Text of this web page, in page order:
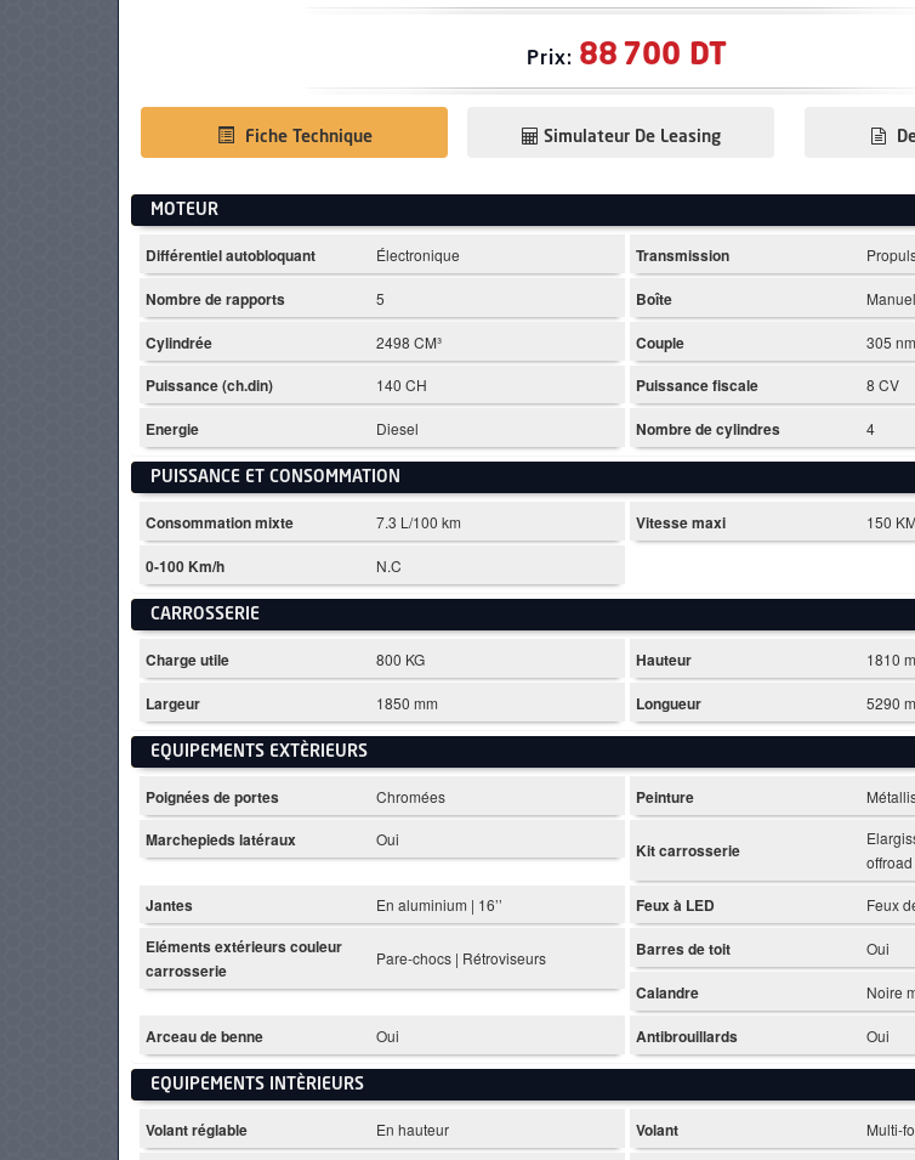
Prix: 88 700 DT
Fiche Technique Simulateur De Leasing
MOTEUR
Différentiel autobloquant Électronique Transmission
Nombre de rapports 5 Boîte
Cylindrée 2498 CM³ Couple 305
Puissance (ch.din) 140 CH Puissance fiscale 8 CV
Energie Diesel Nombre de cylindres 4
PUISSANCE ET CONSOMMATION
Consommation mixte 7.3 L/100 km Vitesse maxi 150
0-100 Km/h N.C
CARROSSERIE
Charge utile 800 KG Hauteur 1810
Largeur 1850 mm Longueur 5290
EQUIPEMENTS EXTÈRIEURS
Poignées de portes Chromées Peinture
Marchepieds latéraux Oui Kit carrosserie
offroad
Jantes En aluminium | 16’’ Feux à LED Feux
Eléments extérieurs couleur
carrosserie
Pare-chocs | Rétroviseurs Barres de toit Oui
Calandre Noire
Arceau de benne Oui Antibrouillards Oui
EQUIPEMENTS INTÈRIEURS
Volant réglable En hauteur Volant Multi-